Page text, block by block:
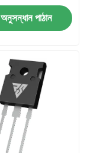
অনুসন্ধান পাঠান